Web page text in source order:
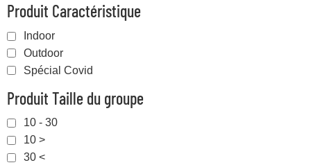
Produit Caractéristique
Indoor
Outdoor
Spécial Covid
Produit Taille du groupe
10 - 30
10 >
30 <